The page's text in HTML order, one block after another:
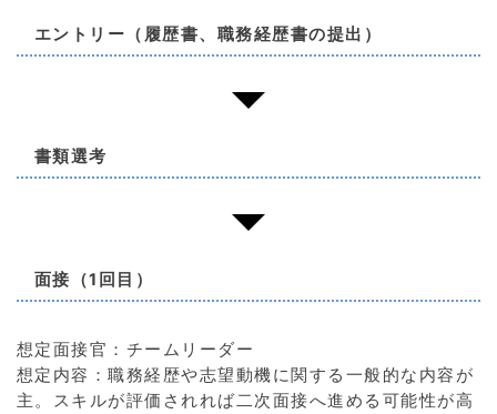
エントリー（履歴書、職務経歴書の提出）
書類選考
面接（1回目）
想定面接官：チームリーダー
想定内容：職務経歴や志望動機に関する一般的な内容が
主。スキルが評価されれば二次面接へ進める可能性が高